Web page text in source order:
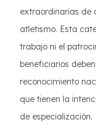
extraordinarias de
atletismo. Esta
trabajo ni el
beneficiarios
reconocimiento
que tienen la
de especialización.